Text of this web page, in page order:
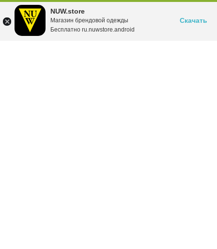
NUW.store
Магазин брендовой одежды
Бесплатно ru.nuwstore.android
Скачать